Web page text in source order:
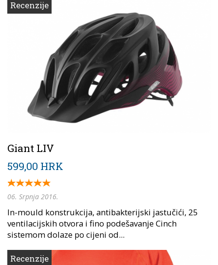
Recenzije
Giant LIV
599,00 HRK
06. Srpnja 2016.
In-mould konstrukcija, antibakterijski jastučići, 25
ventilacijskih otvora i fino podešavanje Cinch
sistemom dolaze po cijeni od...
Recenzije